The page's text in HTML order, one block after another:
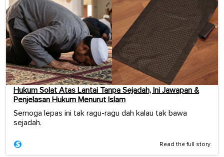
Hukum Solat Atas Lantai Tanpa Sejadah, Ini Jawapan &
Penjelasan Hukum Menurut Islam
Semoga lepas ini tak ragu-ragu dah kalau tak bawa
sejadah.
Read the full story